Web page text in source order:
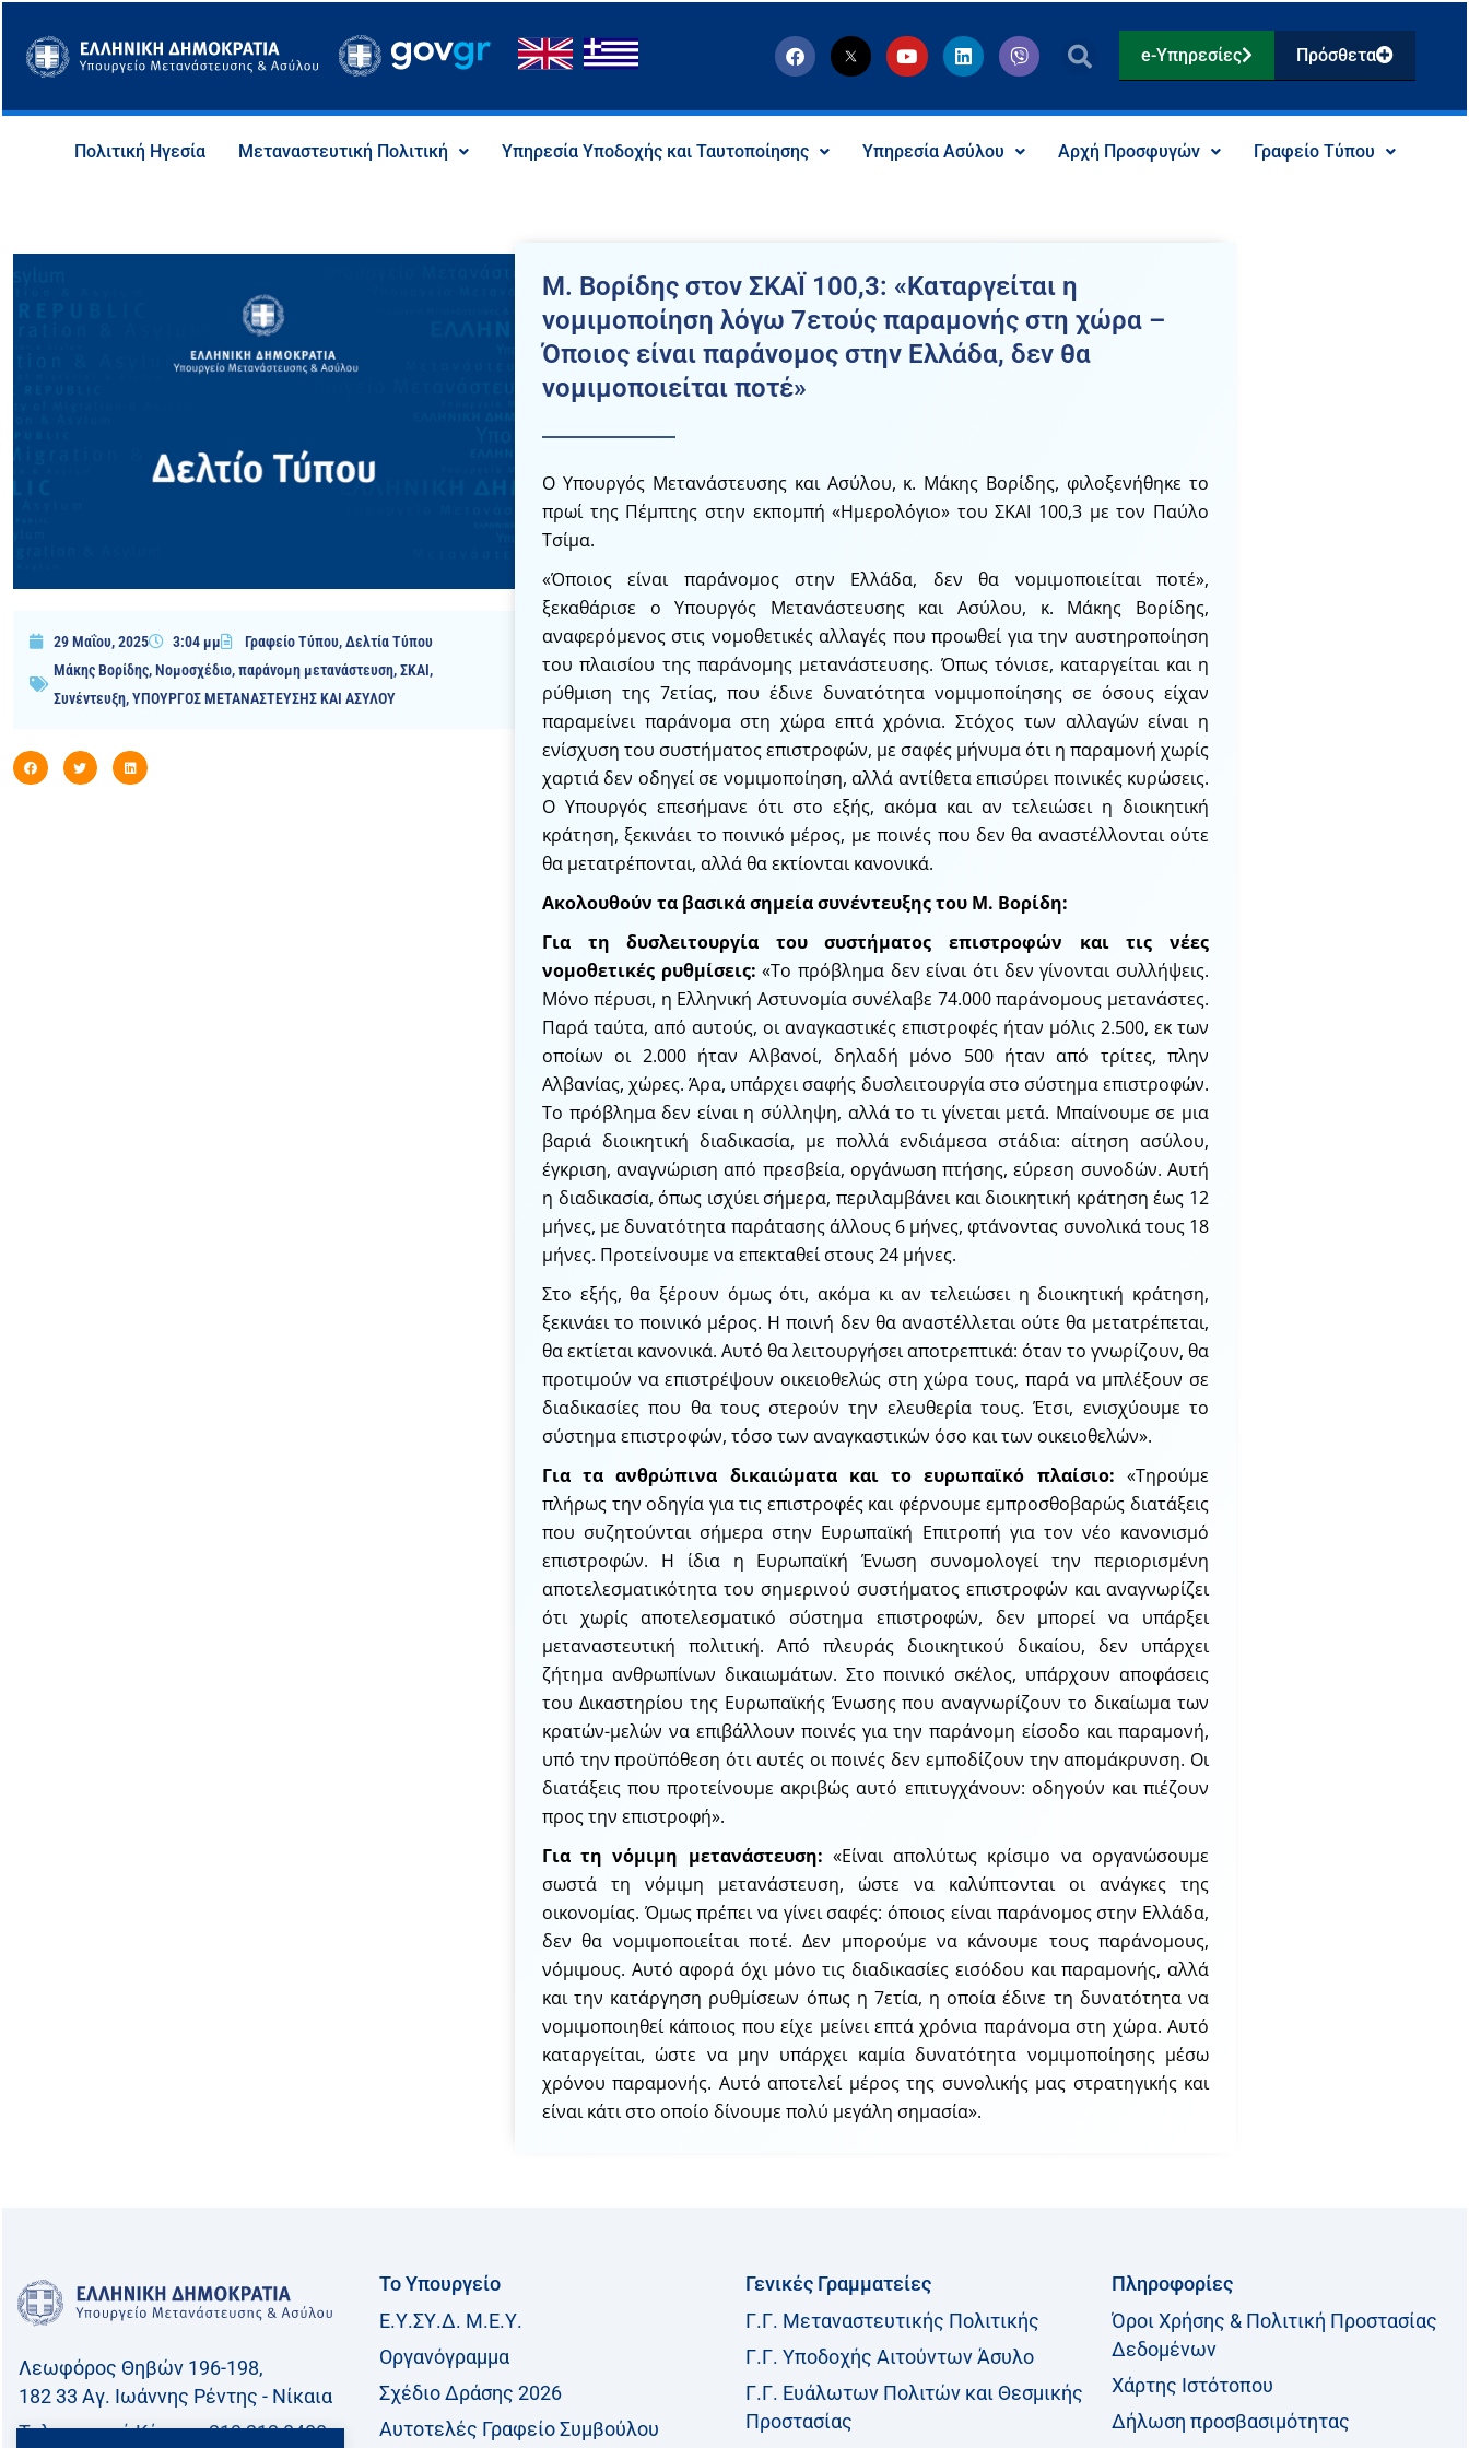
στο
περιεχόμενο
F
a
c
b
o
T
w
i
t
i
a
l
c
Y
o
u
u
e
L
i
n
e
d
i
V
i
b
r
e-Υπηρεσίες Πρόσθετα
Πολιτική Ηγεσία Μεταναστευτική Πολιτική Υπηρεσία Υποδοχής και Ταυτοποίησης Υπηρεσία Ασύλου Αρχή Προσφυγών Γραφείο Τύπου
29 Μαΐου, 2025 3:04 μμ Γραφείο Τύπου,Δελτία Τύπου
Μάκης Βορίδης,Νομοσχέδιο,παράνομη μετανάστευση,ΣΚΑΙ,
Συνέντευξη,ΥΠΟΥΡΓΟΣ ΜΕΤΑΝΑΣΤΕΥΣΗΣ ΚΑΙ ΑΣΥΛΟΥ
Μ. Βορίδης στον ΣΚΑΪ 100,3: «Καταργείται η
νομιμοποίηση λόγω 7ετούς παραμονής στη χώρα –
Όποιος είναι παράνομος στην Ελλάδα, δεν θα
νομιμοποιείται ποτέ»
Ο Υπουργός Μετανάστευσης και Ασύλου, κ. Μάκης Βορίδης, φιλοξενήθηκε το
πρωί της Πέμπτης στην εκπομπή «Ημερολόγιο» του ΣΚΑΙ 100,3 με τον Παύλο
Τσίμα.
«Όποιος είναι παράνομος στην Ελλάδα, δεν θα νομιμοποιείται ποτέ»,
ξεκαθάρισε ο Υπουργός Μετανάστευσης και Ασύλου, κ. Μάκης Βορίδης,
αναφερόμενος στις νομοθετικές αλλαγές που προωθεί για την αυστηροποίηση
του πλαισίου της παράνομης μετανάστευσης. Όπως τόνισε, καταργείται και η
ρύθμιση της 7ετίας, που έδινε δυνατότητα νομιμοποίησης σε όσους είχαν
παραμείνει παράνομα στη χώρα επτά χρόνια. Στόχος των αλλαγών είναι η
ενίσχυση του συστήματος επιστροφών, με σαφές μήνυμα ότι η παραμονή χωρίς
χαρτιά δεν οδηγεί σε νομιμοποίηση, αλλά αντίθετα επισύρει ποινικές κυρώσεις.
Ο Υπουργός επεσήμανε ότι στο εξής, ακόμα και αν τελειώσει η διοικητική
κράτηση, ξεκινάει το ποινικό μέρος, με ποινές που δεν θα αναστέλλονται ούτε
θα μετατρέπονται, αλλά θα εκτίονται κανονικά.
Ακολουθούν τα βασικά σημεία συνέντευξης του Μ. Βορίδη:
Για τη δυσλειτουργία του συστήματος επιστροφών και τις νέες
νομοθετικές ρυθμίσεις:«Το πρόβλημα δεν είναι ότι δεν γίνονται συλλήψεις.
Μόνο πέρυσι, η Ελληνική Αστυνομία συνέλαβε 74.000 παράνομους μετανάστες.
Παρά ταύτα, από αυτούς, οι αναγκαστικές επιστροφές ήταν μόλις 2.500, εκ των
οποίων οι 2.000 ήταν Αλβανοί, δηλαδή μόνο 500 ήταν από τρίτες, πλην
Αλβανίας, χώρες. Άρα, υπάρχει σαφής δυσλειτουργία στο σύστημα επιστροφών.
Το πρόβλημα δεν είναι η σύλληψη, αλλά το τι γίνεται μετά. Μπαίνουμε σε μια
βαριά διοικητική διαδικασία, με πολλά ενδιάμεσα στάδια: αίτηση ασύλου,
έγκριση, αναγνώριση από πρεσβεία, οργάνωση πτήσης, εύρεση συνοδών. Αυτή
η διαδικασία, όπως ισχύει σήμερα, περιλαμβάνει και διοικητική κράτηση έως 12
μήνες, με δυνατότητα παράτασης άλλους 6 μήνες, φτάνοντας συνολικά τους 18
μήνες. Προτείνουμε να επεκταθεί στους 24 μήνες.
Στο εξής, θα ξέρουν όμως ότι, ακόμα κι αν τελειώσει η διοικητική κράτηση,
ξεκινάει το ποινικό μέρος. Η ποινή δεν θα αναστέλλεται ούτε θα μετατρέπεται,
θα εκτίεται κανονικά. Αυτό θα λειτουργήσει αποτρεπτικά: όταν το γνωρίζουν, θα
προτιμούν να επιστρέψουν οικειοθελώς στη χώρα τους, παρά να μπλέξουν σε
διαδικασίες που θα τους στερούν την ελευθερία τους. Έτσι, ενισχύουμε το
σύστημα επιστροφών, τόσο των αναγκαστικών όσο και των οικειοθελών».
Για τα ανθρώπινα δικαιώματα και το ευρωπαϊκό πλαίσιο: «Τηρούμε
πλήρως την οδηγία για τις επιστροφές και φέρνουμε εμπροσθοβαρώς διατάξεις
που συζητούνται σήμερα στην Ευρωπαϊκή Επιτροπή για τον νέο κανονισμό
επιστροφών. Η ίδια η Ευρωπαϊκή Ένωση συνομολογεί την περιορισμένη
αποτελεσματικότητα του σημερινού συστήματος επιστροφών και αναγνωρίζει
ότι χωρίς αποτελεσματικό σύστημα επιστροφών, δεν μπορεί να υπάρξει
μεταναστευτική πολιτική. Από πλευράς διοικητικού δικαίου, δεν υπάρχει
ζήτημα ανθρωπίνων δικαιωμάτων. Στο ποινικό σκέλος, υπάρχουν αποφάσεις
του Δικαστηρίου της Ευρωπαϊκής Ένωσης που αναγνωρίζουν το δικαίωμα των
κρατών-μελών να επιβάλλουν ποινές για την παράνομη είσοδο και παραμονή,
υπό την προϋπόθεση ότι αυτές οι ποινές δεν εμποδίζουν την απομάκρυνση. Οι
διατάξεις που προτείνουμε ακριβώς αυτό επιτυγχάνουν: οδηγούν και πιέζουν
προς την επιστροφή».
Για τη νόμιμη μετανάστευση: «Είναι απολύτως κρίσιμο να οργανώσουμε
σωστά τη νόμιμη μετανάστευση, ώστε να καλύπτονται οι ανάγκες της
οικονομίας. Όμως πρέπει να γίνει σαφές: όποιος είναι παράνομος στην Ελλάδα,
δεν θα νομιμοποιείται ποτέ. Δεν μπορούμε να κάνουμε τους παράνομους,
νόμιμους. Αυτό αφορά όχι μόνο τις διαδικασίες εισόδου και παραμονής, αλλά
και την κατάργηση ρυθμίσεων όπως η 7ετία, η οποία έδινε τη δυνατότητα να
νομιμοποιηθεί κάποιος που είχε μείνει επτά χρόνια παράνομα στη χώρα. Αυτό
καταργείται, ώστε να μην υπάρχει καμία δυνατότητα νομιμοποίησης μέσω
χρόνου παραμονής. Αυτό αποτελεί μέρος της συνολικής μας στρατηγικής και
είναι κάτι στο οποίο δίνουμε πολύ μεγάλη σημασία».
Λεωφόρος Θηβών 196-198,
182 33 Aγ. Ιωάννης Ρέντης - Νίκαια
Τηλεφωνικό Kέντρο: 213 212 8400
Το Υπουργείο
Ε.Υ.ΣΥ.Δ. Μ.Ε.Υ.
Οργανόγραμμα
Σχέδιο Δράσης 2026
Αυτοτελές Γραφείο Συμβούλου
Γενικές Γραμματείες
Γ.Γ. Μεταναστευτικής Πολιτικής
Γ.Γ. Υποδοχής Αιτούντων Άσυλο
Γ.Γ. Ευάλωτων Πολιτών και Θεσμικής
Προστασίας
Πληροφορίες
Όροι Χρήσης & Πολιτική Προστασίας
Δεδομένων
Χάρτης Ιστότοπου
Δήλωση προσβασιμότητας